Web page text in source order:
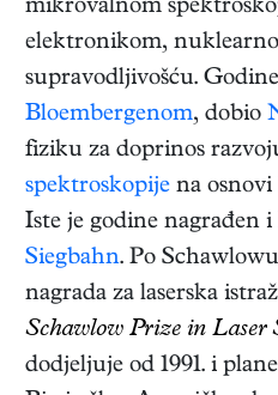
mikrovalnom
elektronikom,
supravodljivošću. Godine
Bloembergenom, dobio
fiziku za doprinos
spektroskopije na osnovi
Iste je godine nagrađen i
Siegbahn. Po
nagrada za laserska
Schawlow Prize in Laser
dodjeljuje od 1991. i